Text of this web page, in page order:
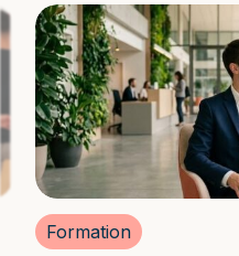
Formation